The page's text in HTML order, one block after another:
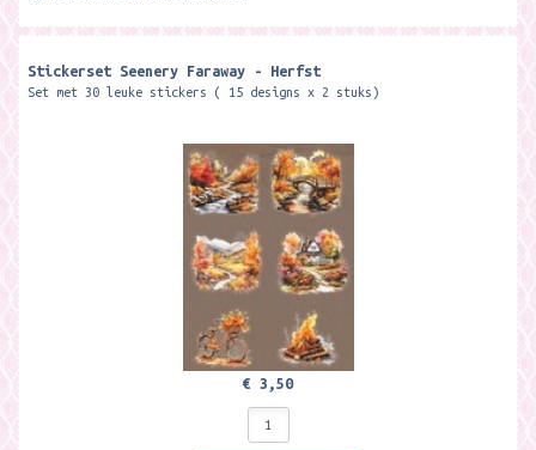
Stickerset Seenery Faraway - Herfst
Set met 30 leuke stickers ( 15 designs x 2 stuks)
€ 3,50